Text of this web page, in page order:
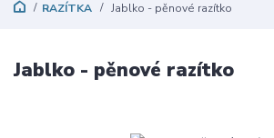
RAZÍTKA Jablko - pěnové razítko
Jablko - pěnové razítko